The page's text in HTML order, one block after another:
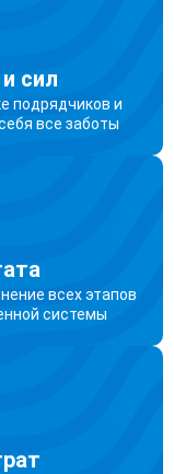
сил
подрядчиков и
все заботы
всех этапов
системы